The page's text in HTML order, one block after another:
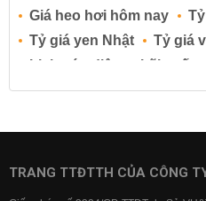
Giá heo hơi hôm nay
Tỷ giá yen Nhật
Tỷ giá
Lịch cúp điện
Lãi suất
Lãi suất tiết kiệm
Lãi
Lãi suất ngân hàng BIDV
TRANG TTĐTTH CỦA CÔNG